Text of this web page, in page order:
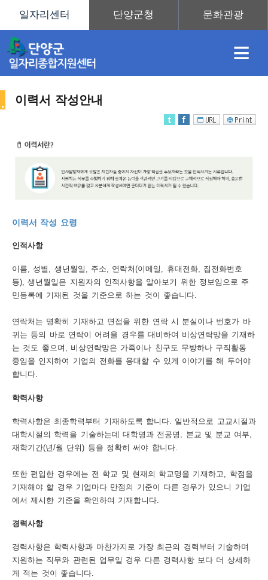
≡
보
보
련
정
우
미
내
이력서 작성안내
이력서 작성 요령
인적사항
이름, 성별, 생년월일, 주소, 연락처(이메일, 휴대전화, 집전화번호
등), 생년월일은 지원자의 인적사항을 알아보기 위한 정보임으로 주
민등록에 기재된 것을 기준으로 하는 것이 좋습니다.
연락처는 명확히 기재하고 면접을 위한 연락 시 분실이나 번호가 바
뀌는 등의 바로 연락이 어려울 경우를 대비하여 비상연락망을 기재하
는 것도 좋으며, 비상연락망은 가족이나 친구도 무방하나 구직활동
중임을 인지하여 기업의 전화를 응대할 수 있게 이야기를 해 두어야
합니다.
학력사항
학력사항은 최종학력부터 기재하도록 합니다. 일반적으로 고교시절과
대학시절의 학력을 기술하는데 대학명과 전공명, 본교 및 분교 여부,
재학기간(년/월 단위) 등을 정확히 써야 합니다.
또한 편입한 경우에는 전 학교 및 현재의 학교명을 기재하고, 학점을
기재해야 할 경우 기업마다 만점의 기준이 다른 경우가 있으니 기업
에서 제시한 기준을 확인하여 기재합니다.
경력사항
경력사항은 학력사항과 마찬가지로 가장 최근의 경력부터 기술하며
지원하는 직무와 관련된 업무일 경우 다른 경력사항 보다 더 상세하
게 적는 것이 좋습니다.
업
도
우
미
행
사